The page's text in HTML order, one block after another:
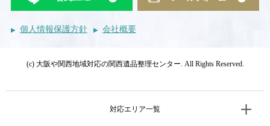
個人情報保護方針 会社概要
(c) 大阪や関西地域対応の関西遺品整理センター. All Rights Reserved.
対応エリア一覧